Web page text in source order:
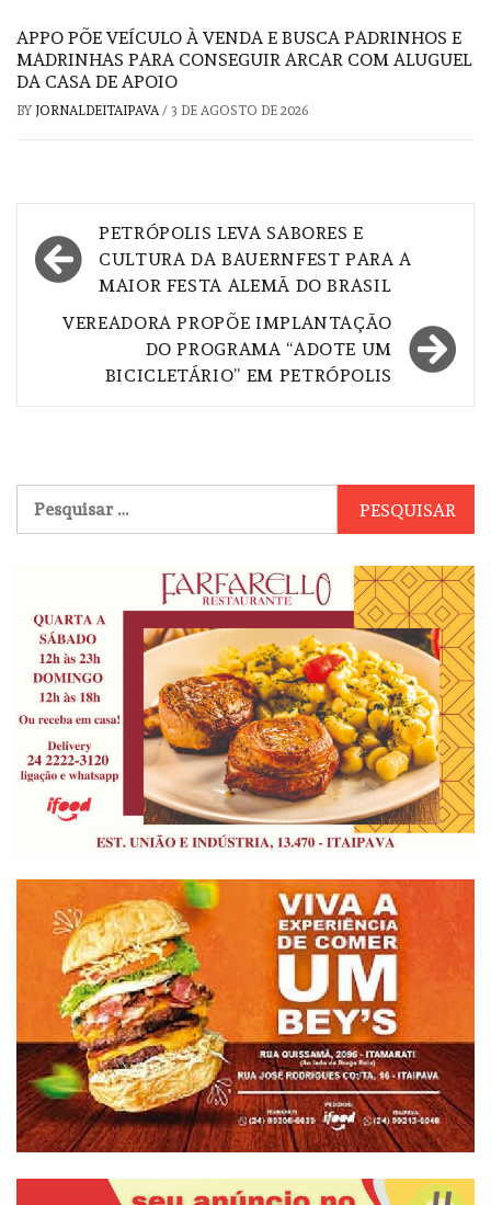
APPO PÕE VEÍCULO À VENDA E BUSCA PADRINHOS E
MADRINHAS PARA CONSEGUIR ARCAR COM ALUGUEL
DA CASA DE APOIO
BY JORNALDEITAIPAVA/ 3 DE AGOSTO DE 2026
Navegação
de
PETRÓPOLIS LEVA SABORES E
CULTURA DA BAUERNFEST PARA A
MAIOR FESTA ALEMÃ DO BRASIL
VEREADORA PROPÕE IMPLANTAÇÃO
DO PROGRAMA “ADOTE UM
BICICLETÁRIO” EM PETRÓPOLIS